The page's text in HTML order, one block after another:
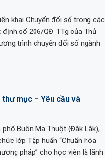
khai Chuyển đối số trong các
số 206/QĐ-TTg của Thủ
trình chuyển đổi số ngành
thư mục – Yêu cầu và
Buôn Ma Thuột (Đắk Lắk),
lớp Tập huấn “Chuẩn hóa
pháp” cho học viên là lãnh